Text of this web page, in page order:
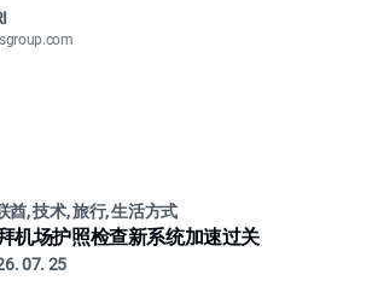
酋, 技术, 旅行, 生活方式
机场护照检查新系统加速过关
07. 25